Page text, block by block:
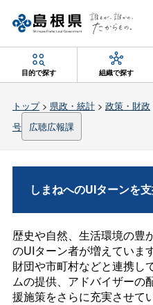
目的で探す 組織で探す
トップ> 県政・統計> 政策・財政
号
広聴広報課
しまねへのUIターンを
歴史や自然、生活環境の豊
のUIターン者が増えていま
財団や市町村などと連携し
ムの提供、アドバイザーの
援施策をさらに充実させて